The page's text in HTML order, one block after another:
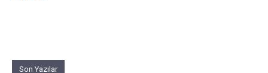
Son Yazılar